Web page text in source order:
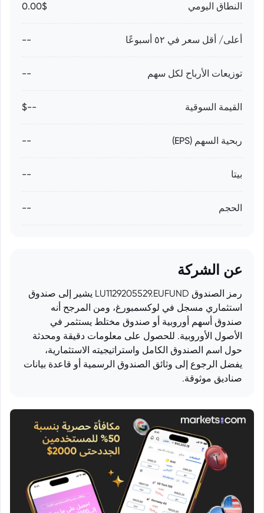
النطاق اليومي 0.00$
أعلى/ أقل سعر في ٥٢ أسبوعًا --
توزيعات الأرباح لكل سهم --
القيمة السوقية --$
ربحية السهم (EPS) --
بيتا --
الحجم --
عن الشركة
رمز الصندوق LU1129205529.EUFUND يشير إلى صندوق
استثماري مسجل في لوكسمبورغ، ومن المرجح أنه
صندوق أسهم أوروبية أو صندوق مختلط يستثمر في
الأصول الأوروبية. للحصول على معلومات دقيقة ومحدثة
حول اسم الصندوق الكامل واستراتيجيته الاستثمارية،
يفضل الرجوع إلى وثائق الصندوق الرسمية أو قاعدة بيانات
صناديق موثوقة.